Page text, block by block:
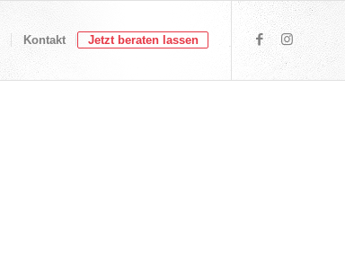
Kontakt Jetzt beraten lassen